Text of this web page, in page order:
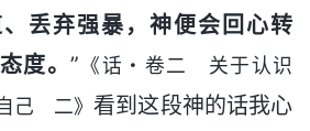
丢弃强暴，神便会回心转
度。 ” 《话・卷二 关于认识
己 二》看到这段神的话我心